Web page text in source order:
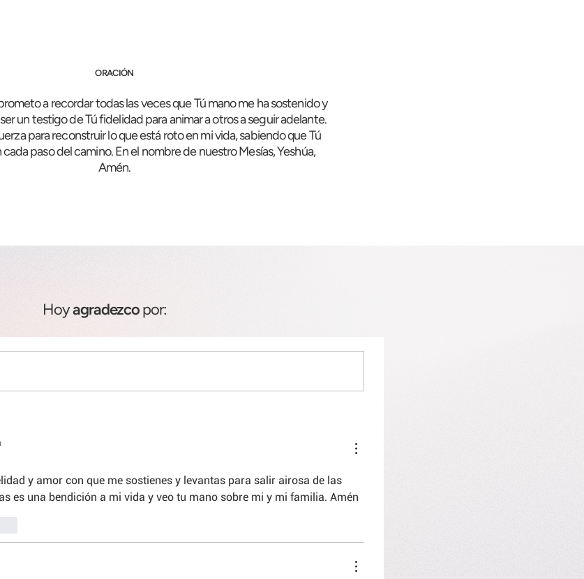
ORACIÓN
a recordar todas las veces que Tú mano me ha sostenido y
un testigo de Tú fidelidad para animar a otros a seguir adelante.
para reconstruir lo que está roto en mi vida, sabiendo que Tú
paso del camino. En el nombre de nuestro Mesías, Yeshúa,
Amén.
Hoyagradezcopor:
y amor con que me sostienes y levantas para salir airosa de las
es una bendición a mi vida y veo tu mano sobre mi y mi familia. Amén